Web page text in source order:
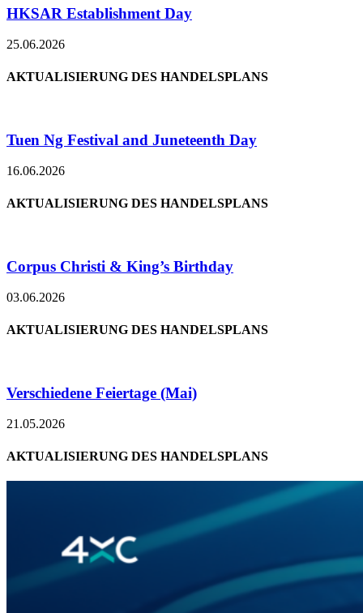
HKSAR Establishment Day
25.06.2026
AKTUALISIERUNG DES HANDELSPLANS
Tuen Ng Festival and Juneteenth Day
16.06.2026
AKTUALISIERUNG DES HANDELSPLANS
Corpus Christi & King’s Birthday
03.06.2026
AKTUALISIERUNG DES HANDELSPLANS
Verschiedene Feiertage (Mai)
21.05.2026
AKTUALISIERUNG DES HANDELSPLANS